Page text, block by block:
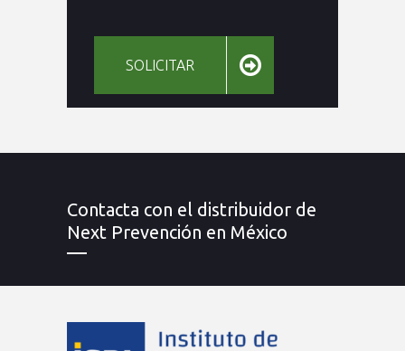
SOLICITAR
Contacta con el distribuidor de
Next Prevención en México